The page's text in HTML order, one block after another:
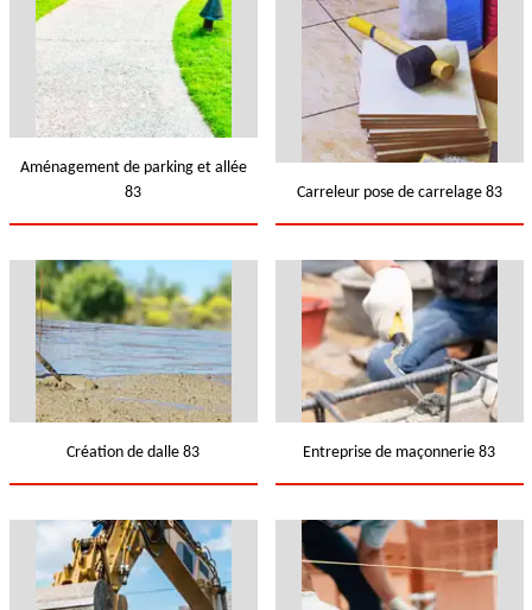
Aménagement de parking et allée
83
Carreleur pose de carrelage 83
Création de dalle 83 Entreprise de maçonnerie 83